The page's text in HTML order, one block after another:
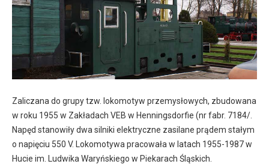
Zaliczana do grupy tzw. lokomotyw przemysłowych, zbudowana
w roku 1955 w Zakładach VEB w Henningsdorfie (nr fabr. 7184/.
Napęd stanowiły dwa silniki elektryczne zasilane prądem stałym
o napięciu 550 V. Lokomotywa pracowała w latach 1955-1987 w
Hucie im. Ludwika Waryńskiego w Piekarach Śląskich.